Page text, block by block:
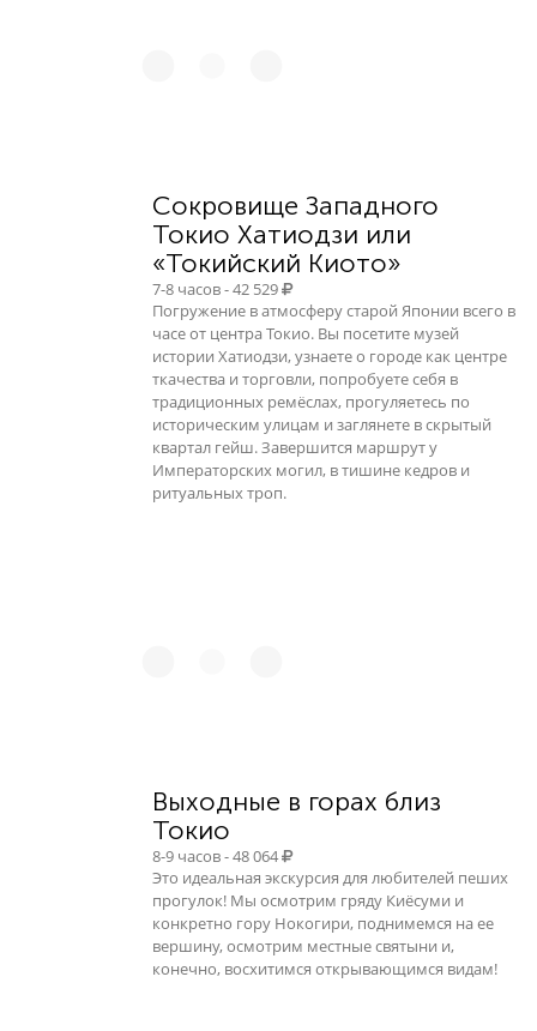
Сокровище Западного
Токио Хатиодзи или
«Токийский Киото»
7-8 часов - 42 529
Погружение в атмосферу старой Японии всего в
часе от центра Токио. Вы посетите музей
истории Хатиодзи, узнаете о городе как центре
ткачества и торговли, попробуете себя в
традиционных ремёслах, прогуляетесь по
историческим улицам и заглянете в скрытый
квартал гейш. Завершится маршрут у
Императорских могил, в тишине кедров и
ритуальных троп.
Выходные в горах близ
Токио
8-9 часов - 48 064
Это идеальная экскурсия для любителей пеших
прогулок! Мы осмотрим гряду Киёсуми и
конкретно гору Нокогири, поднимемся на ее
вершину, осмотрим местные святыни и,
конечно, восхитимся открывающимся видам!